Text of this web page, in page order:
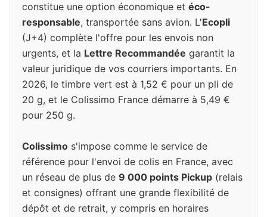
constitue une option économique et éco-
responsable, transportée sans avion. L'Ecopli
(J+4) complète l'offre pour les envois non
urgents, et la Lettre Recommandée garantit la
valeur juridique de vos courriers importants. En
2026, le timbre vert est à 1,52 € pour un pli de
20 g, et le Colissimo France démarre à 5,49 €
pour 250 g.
Colissimo s'impose comme le service de
référence pour l'envoi de colis en France, avec
un réseau de plus de 9 000 points Pickup (relais
et consignes) offrant une grande flexibilité de
dépôt et de retrait, y compris en horaires